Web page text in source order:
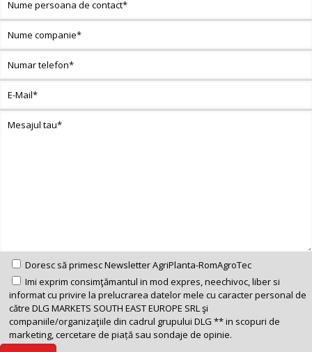
Doresc să primesc Newsletter AgriPlanta-RomAgroTec
Imi exprim consimţămantul in mod expres, neechivoc, liber si
informat cu privire la prelucrarea datelor mele cu caracter personal de
către DLG MARKETS SOUTH EAST EUROPE SRL şi
companiile/organizaţiile din cadrul grupului DLG ** in scopuri de
marketing, cercetare de piață sau sondaje de opinie.